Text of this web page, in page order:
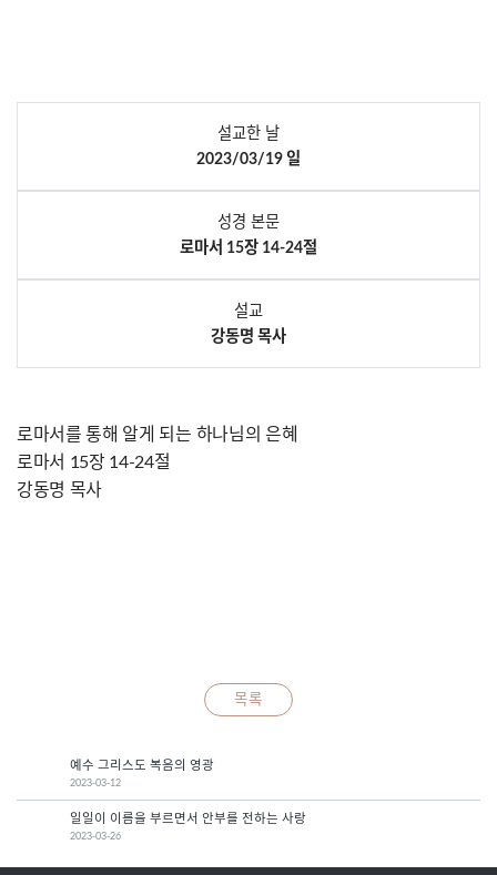
설교한 날
2023/03/19 일
성경 본문
로마서 15장 14-24절
설교
강동명 목사
로마서를 통해 알게 되는 하나님의 은혜
로마서 15장 14-24절
강동명 목사
목록
예수 그리스도 복음의 영광
2023-03-12
일일이 이름을 부르면서 안부를 전하는 사랑
2023-03-26